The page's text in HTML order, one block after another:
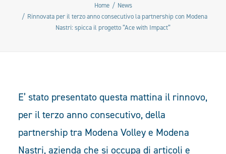
Home
News
Rinnovata per il terzo anno consecutivo la partnership con Modena
Nastri: spicca il progetto “Ace with Impact”
E’ stato presentato questa mattina il rinnovo,
per il terzo anno consecutivo, della
partnership tra Modena Volley e Modena
Nastri, azienda che si occupa di articoli e